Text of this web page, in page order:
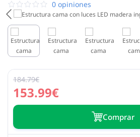
0 opiniones
153.99€
184.79€
Сomprar